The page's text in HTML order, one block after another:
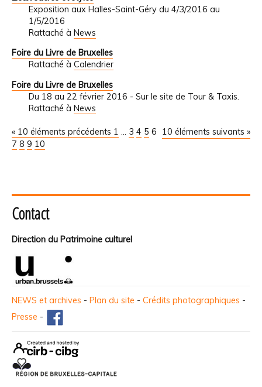
Exposition aux Halles-Saint-Géry du 4/3/2016 au
1/5/2016
Rattaché à News
Foire du Livre de Bruxelles
Rattaché à Calendrier
Foire du Livre de Bruxelles
Du 18 au 22 février 2016 - Sur le site de Tour & Taxis.
Rattaché à News
« 10 éléments précédents 10 éléments suivants »
1 ... 3 4 5 6
7 8 9 10
Contact
Direction du Patrimoine culturel
NEWS et archives - Plan du site - Crédits photographiques -
Presse -